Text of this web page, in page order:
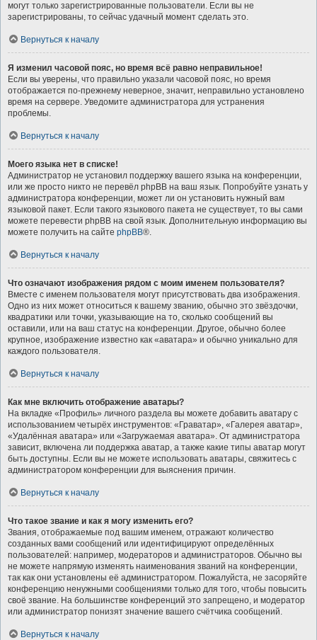
могут только зарегистрированные пользователи. Если вы не
зарегистрированы, то сейчас удачный момент сделать это.
Вернуться к началу
Я изменил часовой пояс, но время всё равно неправильное!
Если вы уверены, что правильно указали часовой пояс, но время
отображается по-прежнему неверное, значит, неправильно установлено
время на сервере. Уведомите администратора для устранения
проблемы.
Вернуться к началу
Моего языка нет в списке!
Администратор не установил поддержку вашего языка на конференции,
или же просто никто не перевёл phpBB на ваш язык. Попробуйте узнать у
администратора конференции, может ли он установить нужный вам
языковой пакет. Если такого языкового пакета не существует, то вы сами
можете перевести phpBB на свой язык. Дополнительную информацию вы
можете получить на сайте phpBB®.
Вернуться к началу
Что означают изображения рядом с моим именем пользователя?
Вместе с именем пользователя могут присутствовать два изображения.
Одно из них может относиться к вашему званию, обычно это звёздочки,
квадратики или точки, указывающие на то, сколько сообщений вы
оставили, или на ваш статус на конференции. Другое, обычно более
крупное, изображение известно как «аватара» и обычно уникально для
каждого пользователя.
Вернуться к началу
Как мне включить отображение аватары?
На вкладке «Профиль» личного раздела вы можете добавить аватару с
использованием четырёх инструментов: «Граватар», «Галерея аватар»,
«Удалённая аватара» или «Загружаемая аватара». От администратора
зависит, включена ли поддержка аватар, а также какие типы аватар могут
быть доступны. Если вы не можете использовать аватары, свяжитесь с
администратором конференции для выяснения причин.
Вернуться к началу
Что такое звание и как я могу изменить его?
Звания, отображаемые под вашим именем, отражают количество
созданных вами сообщений или идентифицируют определённых
пользователей: например, модераторов и администраторов. Обычно вы
не можете напрямую изменять наименования званий на конференции,
так как они установлены её администратором. Пожалуйста, не засоряйте
конференцию ненужными сообщениями только для того, чтобы повысить
своё звание. На большинстве конференций это запрещено, и модератор
или администратор понизят значение вашего счётчика сообщений.
Вернуться к началу